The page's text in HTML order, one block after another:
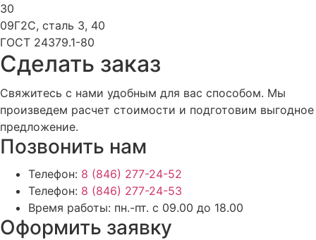
30
09Г2С, сталь 3, 40
ГОСТ 24379.1-80
Cделать заказ
Свяжитесь с нами удобным для вас способом. Мы
произведем расчет стоимости и подготовим выгодное
предложение.
Позвонить нам
Телефон: 8 (846) 277-24-52
Телефон: 8 (846) 277-24-53
Время работы: пн.-пт. с 09.00 до 18.00
Оформить заявку